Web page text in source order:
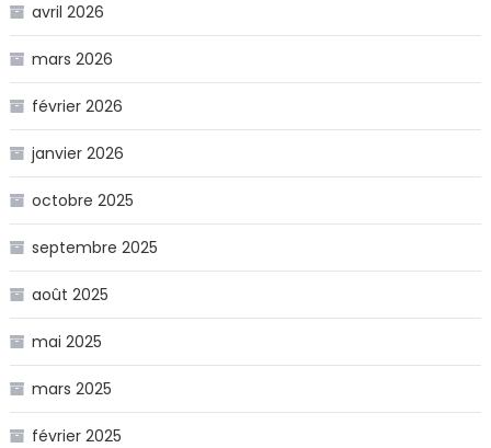
avril 2026
mars 2026
février 2026
janvier 2026
octobre 2025
septembre 2025
août 2025
mai 2025
mars 2025
février 2025